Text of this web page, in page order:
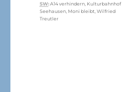
Schlagwörter
SW:A14 verhindern Kulturbahnhof
Seehausen Moni bleibt ,Wilfried
Treutler